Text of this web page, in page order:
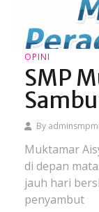
OPINI
SMP
By
Muktamar
di depan
jauh hari
penyambut